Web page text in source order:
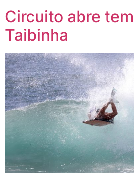
Circuito abre
Taibinha